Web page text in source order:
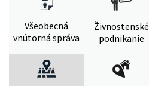
Všeobecná
vnútorná správa
Živnostenské
podnikanie